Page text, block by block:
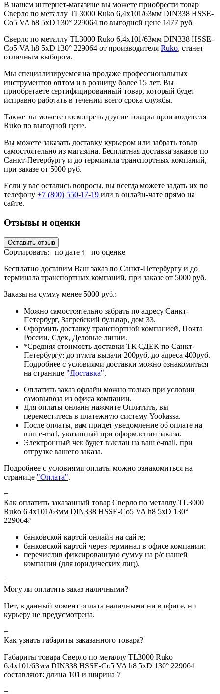
В нашем интернет-магазине вы можете приобрести товар
Сверло по металлу TL3000 Ruko 6,4x101/63мм DIN338 HSSE-
Co5 VA h8 5xD 130° 229064 по выгодной цене 1477 руб.
Сверло по металлу TL3000 Ruko 6,4x101/63мм DIN338 HSSE-
Co5 VA h8 5xD 130° 229064 от производителя Ruko, станет
отличным выбором.
Мы специализируемся на продаже профессиональных
инструментов оптом и в розницу более 15 лет. Вы
приобретаете сертифицированный товар, который будет
исправно работать в течении всего срока службы.
Также вы можете посмотреть другие товары производителя
Ruko по выгодной цене.
Вы можете заказать доставку курьером или забрать товар
самостоятельно из магазина. Бесплатная доставка заказов по
Санкт-Петербургу и до терминала транспортных компаний,
при заказе от 5000 руб.
Если у вас остались вопросы, вы всегда можете задать их по
телефону +7 (800) 550-17-19 или в онлайн-чате прямо на
сайте.
Отзывы и оценки
Оставить отзыв
Сортировать: по дате ↑
по оценке
Бесплатно доставим Ваш заказ по Санкт-Петербургу и до
терминала транспортных компаний, при заказе от 5000 руб.
Заказы на сумму менее 5000 руб.:
Можно самостоятельно забрать по адресу Санкт-
Петербург, Загребский бульвар, дом 33.
Оформить доставку транспортной компанией, Почта
России, Сдек, Деловые линии.
*Средняя стоимость доставки ТК СДЕК по Санкт-
Петербургу: до пукта выдачи 200руб, до адреса 400руб.
Подробнее с условиями доставки можно ознакомиться
на странице "Доставка".
Оплатить заказ офлайн можно только при условии
самовывоза из офиса компании.
Для оплаты онлайн нажмите Оплатить, вы
переместитесь в платежную систему Yookassa.
После оплаты, вам придет уведомление об оплате на
ваш e-mail, указанный при оформлении заказа.
Электронный чек будет выслан на ваш e-mail, при
отгрузке вашего заказа.
Подробнее с условиями оплаты можно ознакомиться на
странице "Оплата".
+
Как оплатить заказанный товар Сверло по металлу TL3000
Ruko 6,4x101/63мм DIN338 HSSE-Co5 VA h8 5xD 130°
229064?
банковской картой онлайн на сайте;
банковской картой через терминал в офисе компании;
перечислив фиксированную сумму на р/с нашей
компании (для юридических лиц).
+
Могу ли оплатить заказ наличными?
Нет, в данный момент оплата наличными ни в офисе, ни
курьеру не предусмотрена.
+
Как узнать габариты заказанного товара?
Габариты товара Сверло по металлу TL3000 Ruko
6,4x101/63мм DIN338 HSSE-Co5 VA h8 5xD 130° 229064
составляют: длина 101 и ширина 7
+